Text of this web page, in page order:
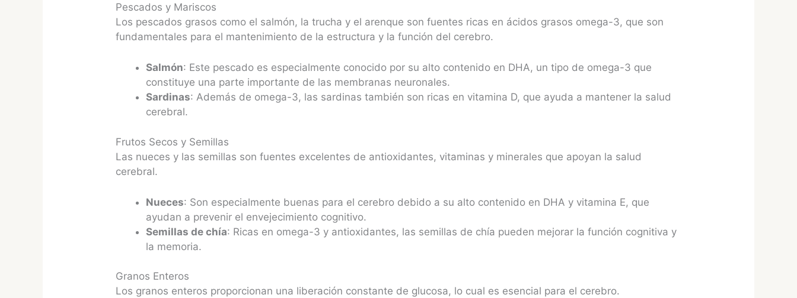
Pescados y Mariscos
Los pescados grasos como el salmón, la trucha y el arenque son fuentes ricas en ácidos grasos omega-3, que son
fundamentales para el mantenimiento de la estructura y la función del cerebro.
Salmón: Este pescado es especialmente conocido por su alto contenido en DHA, un tipo de omega-3 que
constituye una parte importante de las membranas neuronales.
Sardinas: Además de omega-3, las sardinas también son ricas en vitamina D, que ayuda a mantener la salud
cerebral.
Frutos Secos y Semillas
Las nueces y las semillas son fuentes excelentes de antioxidantes, vitaminas y minerales que apoyan la salud
cerebral.
Nueces: Son especialmente buenas para el cerebro debido a su alto contenido en DHA y vitamina E, que
ayudan a prevenir el envejecimiento cognitivo.
Semillas de chía: Ricas en omega-3 y antioxidantes, las semillas de chía pueden mejorar la función cognitiva y
la memoria.
Granos Enteros
Los granos enteros proporcionan una liberación constante de glucosa, lo cual es esencial para el cerebro.